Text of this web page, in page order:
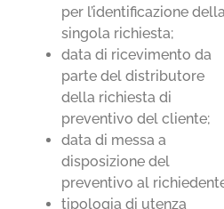
per l’identificazione della
singola richiesta;
data di ricevimento da
parte del distributore
della richiesta di
preventivo del cliente;
data di messa a
disposizione del
preventivo al
tipologia di utenza